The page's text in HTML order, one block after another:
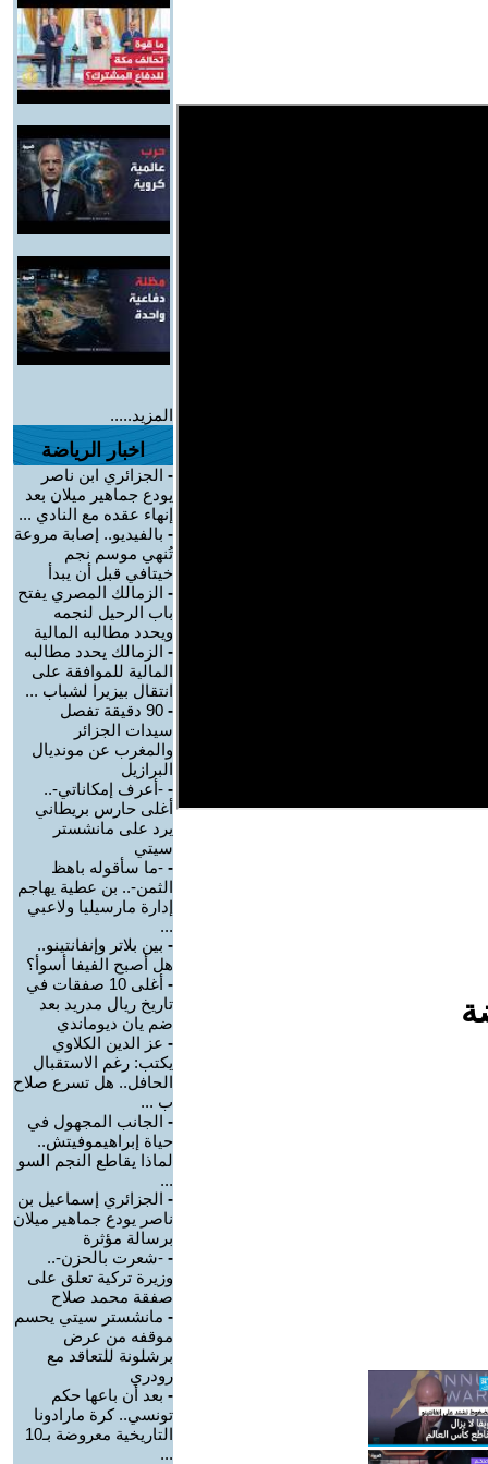
المزيد.....
اخبار الرياضة
- الجزائري ابن ناصر
يودع جماهير ميلان بعد
إنهاء عقده مع النادي ...
- بالفيديو.. إصابة مروعة
تُنهي موسم نجم
خيتافي قبل أن يبدأ
- الزمالك المصري يفتح
باب الرحيل لنجمه
ويحدد مطالبه المالية
- الزمالك يحدد مطالبه
المالية للموافقة على
انتقال بيزيرا لشباب ...
-
90 دقيقة تفصل
سيدات الجزائر
والمغرب عن مونديال
البرازيل
- -أعرف إمكاناتي-..
أغلى حارس بريطاني
يرد على مانشستر
سيتي
- -ما سأقوله باهظ
الثمن-.. بن عطية يهاجم
إدارة مارسيليا ولاعبي
...
- بين بلاتر وإنفانتينو..
هل أصبح الفيفا أسوأ؟
-
أغلى 10 صفقات في
تاريخ ريال مدريد بعد
ضم يان ديوماندي
- عز الدين الكلاوي
يكتب: رغم الاستقبال
الحافل.. هل تسرع صلاح
ب ...
- الجانب المجهول في
حياة إبراهيموفيتش..
لماذا يقاطع النجم السو
...
- الجزائري إسماعيل بن
ناصر يودع جماهير ميلان
برسالة مؤثرة
- -شعرت بالحزن-..
وزيرة تركية تعلق على
صفقة محمد صلاح
- مانشستر سيتي يحسم
موقفه من عرض
برشلونة للتعاقد مع
رودري
- بعد أن باعها حكم
تونسي.. كرة مارادونا
التاريخية معروضة بـ10
...